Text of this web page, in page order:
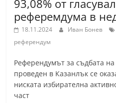
93,08% от
реферемдума в
18.11.2024 Иван Бонев
референдум
Референдумът за съдбата
проведен в Казанлък се
ниската избирателна
част